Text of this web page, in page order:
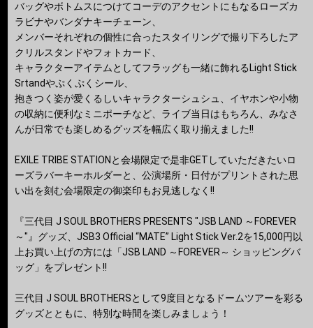
バッグやボトムスにつけてコーデのアクセントにもなるローズカ
ラビナやバンダナキーチェーン、
メンバーそれぞれの個性に合ったスタイリングで撮り下ろしたア
クリルスタンドやフォトカード、
キャラクターアイテムとしてフラッグも一緒に飾れるLight Stick
Srtandやぷくぷくシール、
抱きつく姿が愛くるしいキャラクターシュシュ、イヤホンや小物
の収納に便利なミニポーチなど、ライブ当日はもちろん、みなさ
んが日常でも楽しめるグッズを幅広く取り揃えました!!
EXILE TRIBE STATIONと会場限定で是非GETしていただきたいロ
ーズラバーキーホルダーと、公演場所・日付がプリントされた思
い出を刻む会場限定の御楽印もお見逃しなく!!
『三代目 J SOUL BROTHERS PRESENTS "JSB LAND ～FOREVER
～"』グッズ、JSB3 Official “MATE” Light Stick Ver.2を15,000円以
上お買い上げの方には「JSB LAND ～FOREVER～ ショッピングバ
ッグ」をプレゼント!!
三代目 J SOUL BROTHERSとして9度目となるドームツアーを彩る
グッズとともに、特別な時間を楽しみましょう！